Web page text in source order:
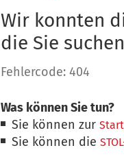
Wir konnten
die Sie suchen
Fehlercode: 404
Was können Sie tun?
Sie können zur
Sie können die